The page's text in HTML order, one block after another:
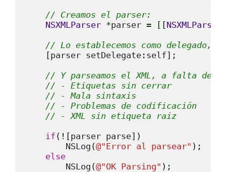
// Creamos el parser:
NSXMLParser *parser = [ [NSXMLParser
// Lo establecemos como delegado,
[parser setDelegate : self] ;
// Y parseamos el XML, a falta de
// - Etiquetas sin cerrar
// - Mala sintaxis
// - Problemas de codificación
// - XML sin etiqueta raiz
if ( ! [parser parse] )
        NSLog
(@"Error al parsear" ) ;
else
        NSLog
(@"OK Parsing" ) ;